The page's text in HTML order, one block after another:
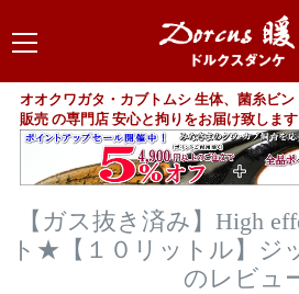
オオクワガタ・カブトムシ 生体、菌糸ビ
販売 の専門店 安心と拘りをお届け致します
【ガス抜き済み】High
ト★【１０リットル】ジ
のレビュ